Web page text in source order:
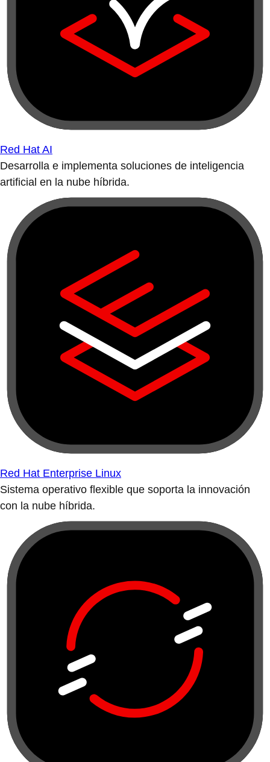
Red Hat AI
Desarrolla e implementa soluciones de inteligencia
artificial en la nube híbrida.
Red Hat Enterprise Linux
Sistema operativo flexible que soporta la innovación
con la nube híbrida.